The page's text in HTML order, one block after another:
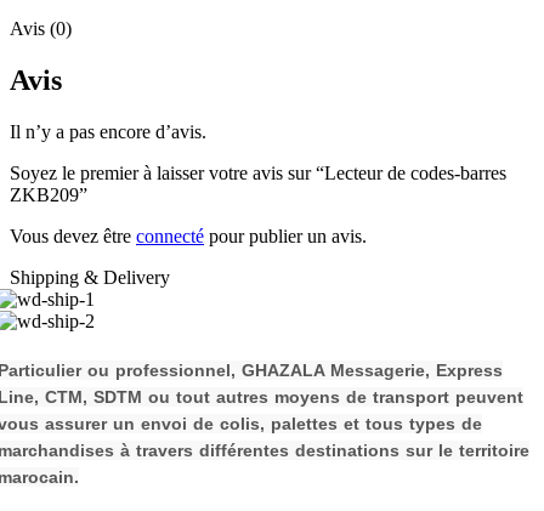
Avis (0)
Avis
Il n’y a pas encore d’avis.
Soyez le premier à laisser votre avis sur “Lecteur de codes-barres
ZKB209”
Vous devez être connecté pour publier un avis.
Shipping & Delivery
articulier ou professionnel, GHAZALA Messagerie, Express
CTM, SDTM ou tout autres moyens de transport peuvent
assurer un envoi de colis, palettes et tous types de
archandises à travers différentes destinations sur le territoire